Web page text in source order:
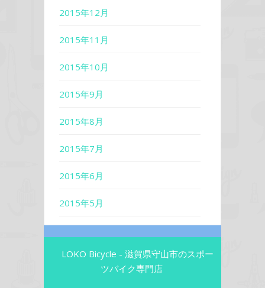
2015年12月
2015年11月
2015年10月
2015年9月
2015年8月
2015年7月
2015年6月
2015年5月
LOKO Bicycle - 滋賀県守山市のスポー
ツバイク専門店